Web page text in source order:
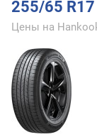
255/65
Цены на